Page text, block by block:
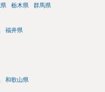
栃木県 群馬県
福井県
和歌山県